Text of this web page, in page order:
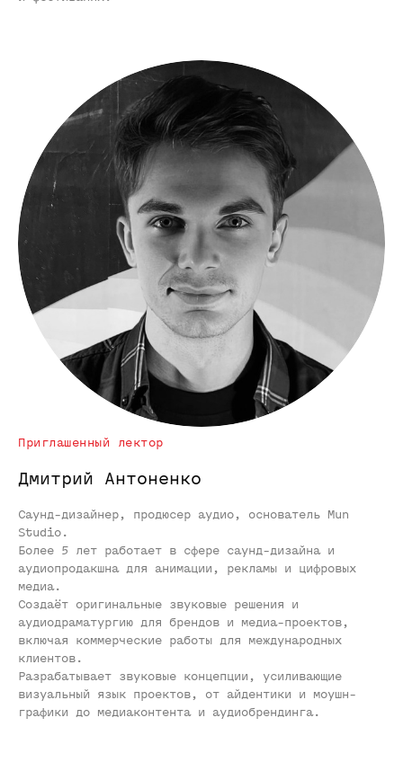
Приглашенный лектор
Дмитрий Антоненко
Саунд-дизайнер, продюсер аудио, основатель Mun
Studio.
Более 5 лет работает в сфере саунд-дизайна и
аудиопродакшна для анимации, рекламы и цифровых
медиа.
Создаёт оригинальные звуковые решения и
аудиодраматургию для брендов и медиа-проектов,
включая коммерческие работы для международных
клиентов.
Разрабатывает звуковые концепции, усиливающие
визуальный язык проектов, от айдентики и моушн-
графики до медиаконтента и аудиобрендинга.
Начать обучение
Открыт набор в весеннюю группу.
Старт — 9 апреля. Место на
курсе бронируется только после
оплаты